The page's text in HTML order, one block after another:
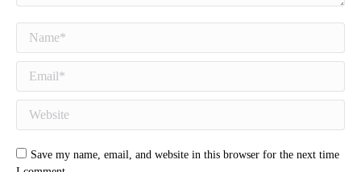
Save my name, email, and website in this browser for the next time